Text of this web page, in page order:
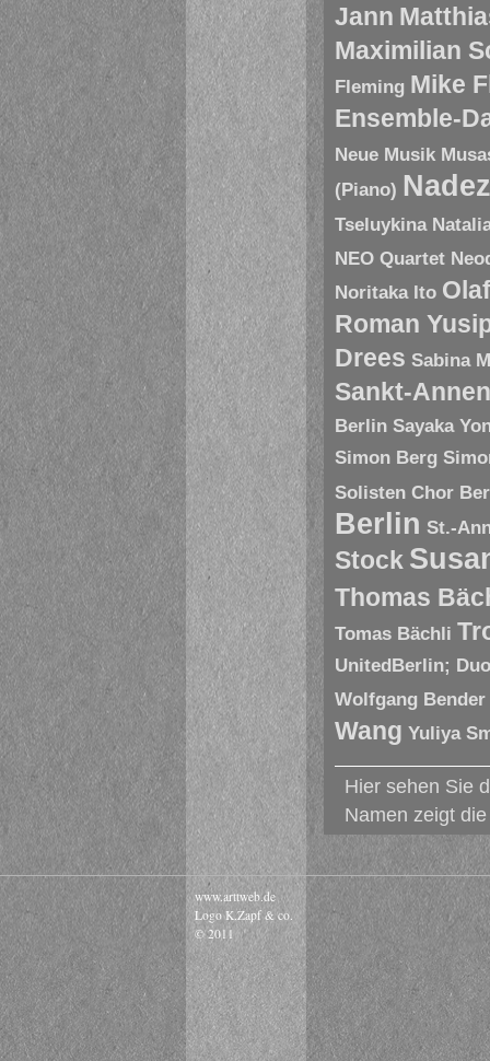
Jann
Maximilian
Fleming Mike
Ensemble-
Neue Musik
(Piano)
Tseluykina
NEO Quartet
Noritaka Ito
Roman
Drees Sabina
Sankt-
Berlin Sayaka
Simon Berg
Solisten Chor
Berlin St.-
Stock
Thomas
Tomas Bächli
UnitedBerlin;
Wolfgang Bender
Wang Yuliya
Hier sehen Sie
Namen zeigt
www.arttweb.de
Logo K.Zapf & co.
© 2011